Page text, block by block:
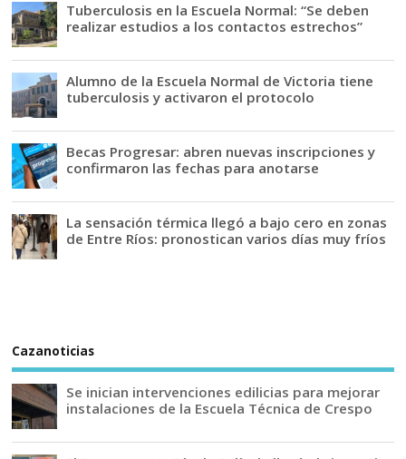
Tuberculosis en la Escuela Normal: “Se deben
realizar estudios a los contactos estrechos”
Alumno de la Escuela Normal de Victoria tiene
tuberculosis y activaron el protocolo
Becas Progresar: abren nuevas inscripciones y
confirmaron las fechas para anotarse
La sensación térmica llegó a bajo cero en zonas
de Entre Ríos: pronostican varios días muy fríos
Cazanoticias
Se inician intervenciones edilicias para mejorar
instalaciones de la Escuela Técnica de Crespo